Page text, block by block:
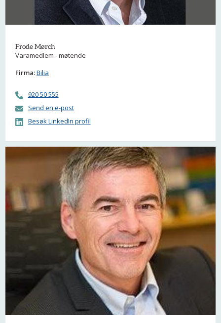
Frode Mørch
Varamedlem - møtende
Firma:Bilia
920 50 555
Send en e-post
Besøk LinkedIn profil